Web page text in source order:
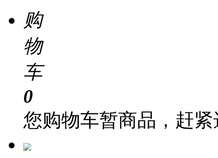
购
物
车
0
您购物车暂商品，赶